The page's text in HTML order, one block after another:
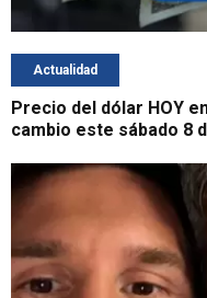
Actualidad
Precio del dólar HOY
cambio este sábado 8